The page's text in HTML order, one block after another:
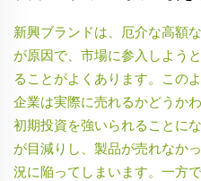
新興ブランドは、厄介な高額
が原因で、市場に参入しよう
ることがよくあります。この
企業は実際に売れるかどうか
初期投資を強いられることに
が目減りし、製品が売れなか
況に陥ってしまいます。一方